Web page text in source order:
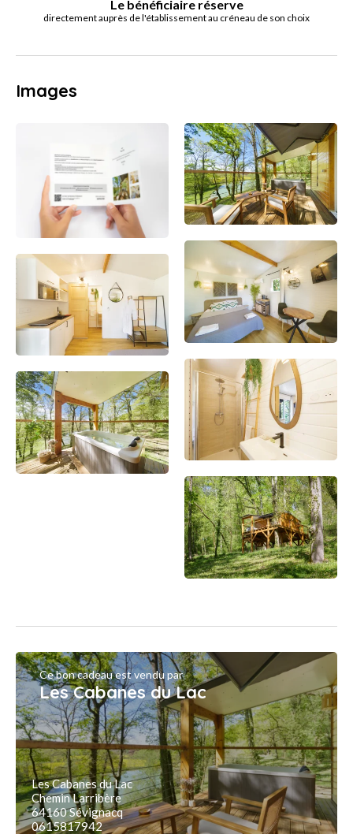
Le bénéficiaire réserve
directement auprès de l'établissement au créneau de son choix
Images
Ce bon cadeau est vendu par
Les Cabanes du Lac
Les Cabanes du Lac
Chemin Larribère
64160 Sévignacq
0615817942